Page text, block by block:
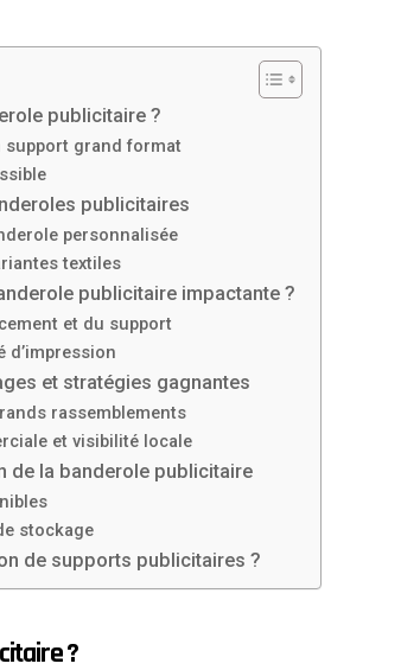
publicitaire ?
support grand format
publicitaires
personnalisée
textiles
publicitaire impactante ?
et du support
d’impression
et stratégies gagnantes
rassemblements
et visibilité locale
de la banderole publicitaire
stockage
de supports publicitaires ?
?